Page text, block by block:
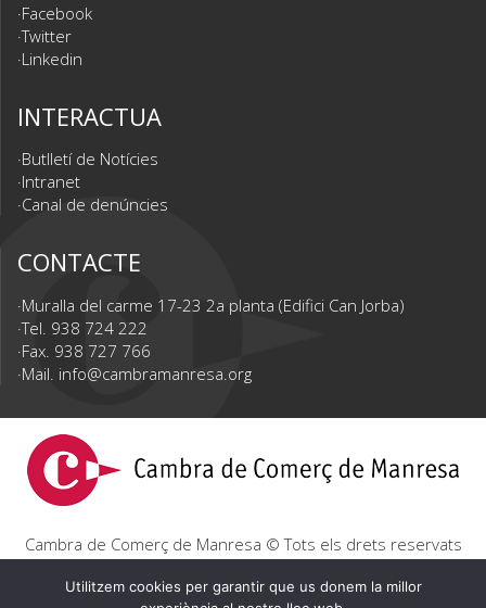
Facebook
Twitter
Linkedin
INTERACTUA
Butlletí de Notícies
Intranet
Canal de denúncies
CONTACTE
Muralla del carme 17-23 2a planta (Edifici Can Jorba)
Tel. 938 724 222
Fax. 938 727 766
Mail. info@cambramanresa.org
Cambra de Comerç de Manresa © Tots els drets reservats
Avís Legal Política de privacitat Política de cookies
Utilitzem cookies per garantir que us donem la millor